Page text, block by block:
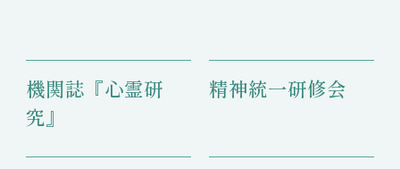
機関誌『心霊研
究』
精神統一研修会